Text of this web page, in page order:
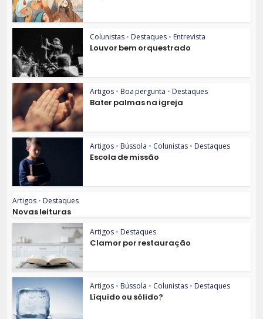
Colunistas • Destaques • Entrevista
Louvor bem orquestrado
Artigos • Boa pergunta • Destaques
Bater palmas na igreja
Artigos • Bússola • Colunistas • Destaques
Escola de missão
Artigos • Destaques
Novas leituras
Artigos • Destaques
Clamor por restauração
Artigos • Bússola • Colunistas • Destaques
Líquido ou sólido?